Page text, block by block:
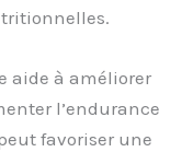
aide à améliorer
l’endurance
favoriser une